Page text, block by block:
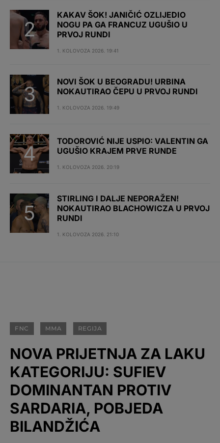
KAKAV ŠOK! JANIČIĆ OZLIJEDIO
NOGU PA GA FRANCUZ UGUŠIO U
PRVOJ RUNDI
1. KOLOVOZA 2026. 19:41
NOVI ŠOK U BEOGRADU! URBINA
NOKAUTIRAO ČEPU U PRVOJ RUNDI
1. KOLOVOZA 2026. 19:49
TODOROVIĆ NIJE USPIO: VALENTIN GA
UGUŠIO KRAJEM PRVE RUNDE
1. KOLOVOZA 2026. 20:19
STIRLING I DALJE NEPORAŽEN!
NOKAUTIRAO BLACHOWICZA U PRVOJ
RUNDI
1. KOLOVOZA 2026. 21:10
FNC MMA REGIJA
NOVA PRIJETNJA ZA LAKU
KATEGORIJU: SUFIEV
DOMINANTAN PROTIV
SARDARIA, POBJEDA
BILANDŽIĆA